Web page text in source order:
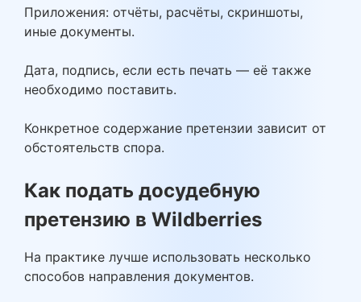
Приложения: отчёты, расчёты, скриншоты,
иные документы.
Дата, подпись, если есть печать — её также
необходимо поставить.
Конкретное содержание претензии зависит от
обстоятельств спора.
Как подать досудебную
претензию в Wildberries
На практике лучше использовать несколько
способов направления документов.